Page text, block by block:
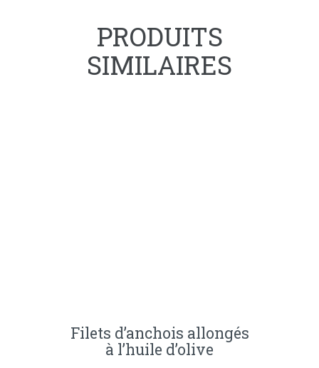
PRODUITS
SIMILAIRES
Filets d’anchois allongés
à l’huile d’olive